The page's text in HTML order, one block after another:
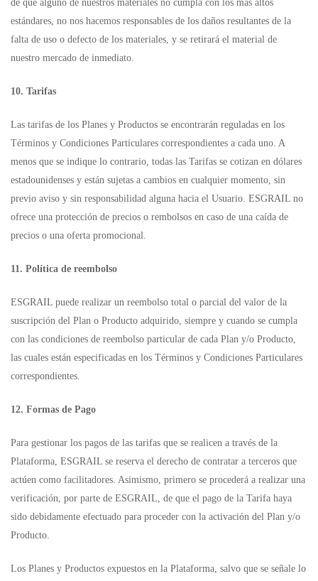
de que alguno de nuestros materiales no cumpla con los más altos
estándares, no nos hacemos responsables de los daños resultantes de la
falta de uso o defecto de los materiales, y se retirará el material de
nuestro mercado de inmediato.
10. Tarifas
Las tarifas de los Planes y Productos se encontrarán reguladas en los
Términos y Condiciones Particulares correspondientes a cada uno. A
menos que se indique lo contrario, todas las Tarifas se cotizan en dólares
estadounidenses y están sujetas a cambios en cualquier momento, sin
previo aviso y sin responsabilidad alguna hacia el Usuario. ESGRAIL no
ofrece una protección de precios o rembolsos en caso de una caída de
precios o una oferta promocional.
11. Política de reembolso
ESGRAIL puede realizar un reembolso total o parcial del valor de la
suscripción del Plan o Producto adquirido, siempre y cuando se cumpla
con las condiciones de reembolso particular de cada Plan y/o Producto,
las cuales están especificadas en los Términos y Condiciones Particulares
correspondientes.
12. Formas de Pago
Para gestionar los pagos de las tarifas que se realicen a través de la
Plataforma, ESGRAIL se reserva el derecho de contratar a terceros que
actúen como facilitadores. Asimismo, primero se procederá a realizar una
verificación, por parte de ESGRAIL, de que el pago de la Tarifa haya
sido debidamente efectuado para proceder con la activación del Plan y/o
Producto.
Los Planes y Productos expuestos en la Plataforma, salvo que se señale lo